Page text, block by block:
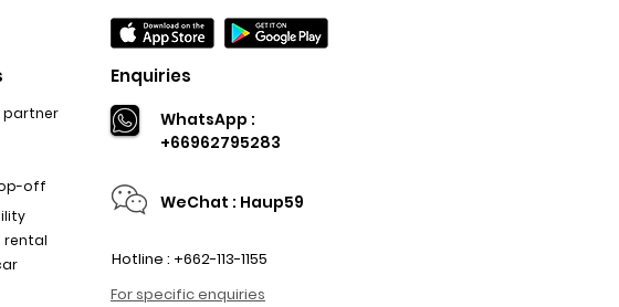
partner
off
rental
Enquiries
WhatsApp :
+66962795283
WeChat : Haup59
Hotline : +662-113-1155
For specific enquiries